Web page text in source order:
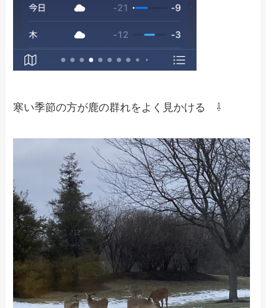
寒い季節の方が鹿の群れをよく見かける ⇩